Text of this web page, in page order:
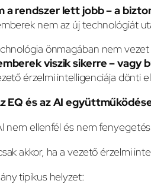
a rendszer lett jobb – a
nem az új technológiát
önmagában nem
viszik sikerre – vagy
érzelmi intelligenciája dönti
EQ és az AI
nem ellenfél és nem
akkor, ha a vezető érzelmi
tipikus helyzet: